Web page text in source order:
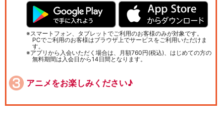
スマートフォン、タブレットでご利用のお客様のみが対象です。
PCでご利用のお客様はブラウザ上でサービスをご利用いただけま
す。
アプリから入会いただく場合は、月額760円(税込)、はじめての方の
無料期間は入会日から14日間となります。
アニメをお楽しみください♪